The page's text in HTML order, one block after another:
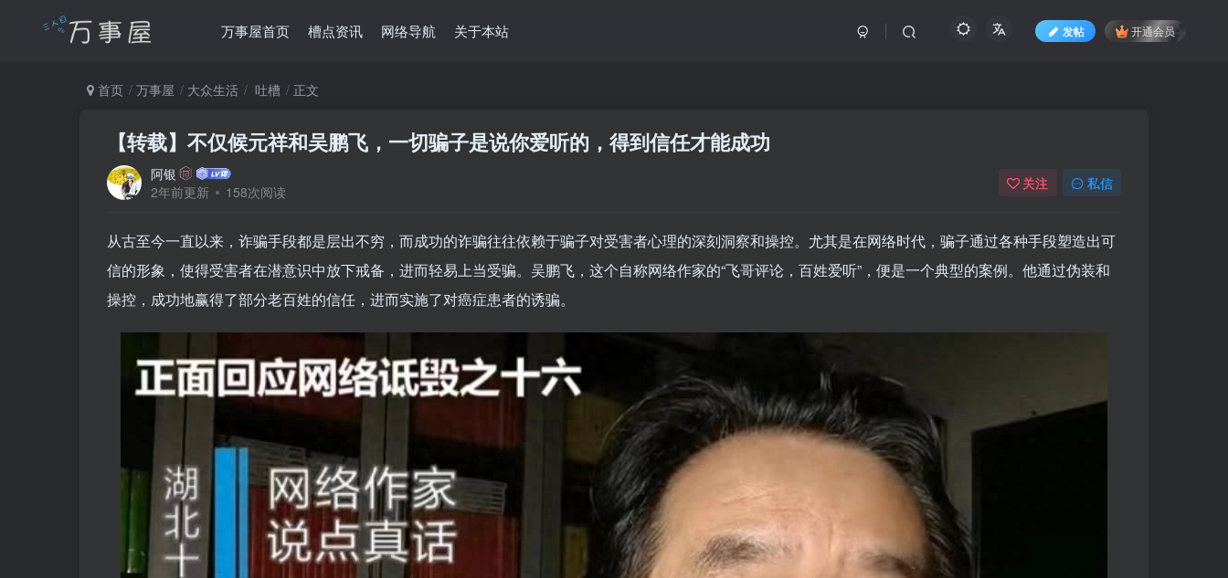
万事屋首页 槽点资讯 网络导航 关于本站 发帖 开通会员
首页 万事屋 大众生活 吐槽 正文
【转载】不仅候元祥和吴鹏飞，一切骗子是说你爱听的，得到信任才能成功
阿银
2年前更新
158次阅读 关注 私信
从古至今一直以来，诈骗手段都是层出不穷，而成功的诈骗往往依赖于骗子对受害者心理的深刻洞察和操控。尤其是在网络时代，骗子通过各种手段塑造出可
信的形象，使得受害者在潜意识中放下戒备，进而轻易上当受骗。吴鹏飞，这个自称网络作家的“飞哥评论，百姓爱听”，便是一个典型的案例。他通过伪装和
操控，成功地赢得了部分老百姓的信任，进而实施了对癌症患者的诱骗。